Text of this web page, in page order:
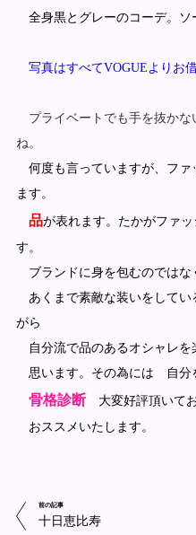
全身黒とグレーのコーデ。ソ
写真はすべてVOGUEよりお借
プライベートでも手を抜か
ね。
何度も言っていますが、ファ
ます。
品が表れます。たかがファ
す。
ブランドに身を包むのではな
あくまで素敵な装いをしてい
がら
自分流で品のあるオシャレを
思います。その為には 自分
骨格診断大変好評頂いてお
おススメいたします。
前の記事
十日恵比寿